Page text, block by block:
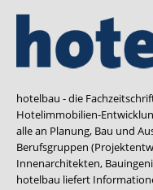
hotelbau - die
Hotelimmobilien-
alle an Planung, Bau und
Berufsgruppen
Innenarchitekten,
hotelbau liefert